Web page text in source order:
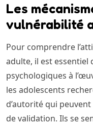
Les
vulnérabilité
Pour comprendre
adulte, il est essentiel
psychologiques à
les adolescents
d’autorité qui
de validation. Ils se